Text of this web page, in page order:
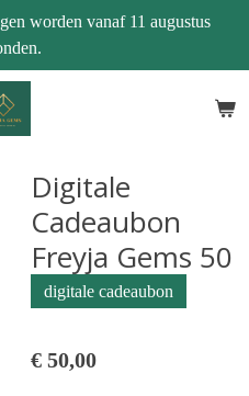
worden vanaf 11 augustus
Digitale
Cadeaubon
Freyja Gems 50
digitale cadeaubon
€ 50,00